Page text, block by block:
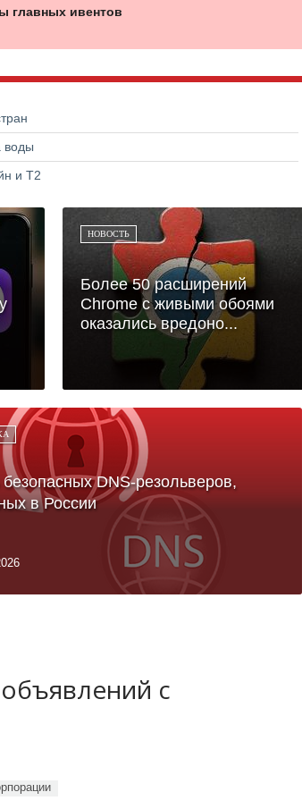
главных ивентов
воды
и Т2
НОВОСТЬ
Более 50 расширений
Chrome с живыми обоями
оказались вредоно...
DNS-резольверов,
в России
с